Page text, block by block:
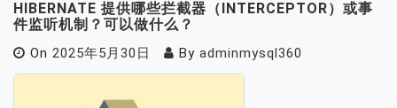
HIBERNATE 提供哪些拦截器（INTERCEPTOR）或事
件监听机制？可以做什么？
On 2025年5月30日 By adminmysql360